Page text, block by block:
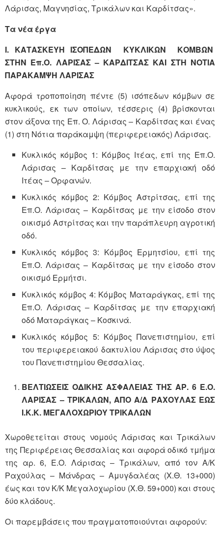
Λάρισας, Μαγνησίας, Τρικάλων και Καρδίτσας».
Τα νέα έργα
Ι. ΚΑΤΑΣΚΕΥΗ ΙΣΟΠΕΔΩΝ ΚΥΚΛΙΚΩΝ ΚΟΜΒΩΝ
ΣΤΗΝ Επ.Ο. ΛΑΡΙΣΑΣ – ΚΑΡΔΙΤΣΑΣ ΚΑΙ ΣΤΗ ΝΟΤΙΑ
ΠΑΡΑΚΑΜΨΗ ΛΑΡΙΣΑΣ
Αφορά τροποποίηση πέντε (5) ισόπεδων κόμβων σε
κυκλικούς, εκ των οποίων, τέσσερις (4) βρίσκονται
στον άξονα της Επ. Ο. Λάρισας – Καρδίτσας και ένας
(1) στη Νότια παράκαμψη (περιφερειακός) Λάρισας.
Κυκλικός κόμβος 1: Κόμβος Ιτέας, επί της Επ.Ο.
Λάρισας – Καρδίτσας με την επαρχιακή οδό
Ιτέας – Ορφανών.
Κυκλικός κόμβος 2: Κόμβος Αστρίτσας, επί της
Επ.Ο. Λάρισας – Καρδίτσας με την είσοδο στον
οικισμό Αστρίτσας και την παράπλευρη αγροτική
οδό.
Κυκλικός κόμβος 3: Κόμβος Ερμητσίου, επί της
Επ.Ο. Λάρισας – Καρδίτσας με την είσοδο στον
οικισμό Ερμήτσι.
Κυκλικός κόμβος 4: Κόμβος Ματαράγκας, επί της
Επ.Ο. Λάρισας – Καρδίτσας με την επαρχιακή
οδό Ματαράγκας – Κοσκινά.
Κυκλικός κόμβος 5: Κόμβος Πανεπιστημίου, επί
του περιφερειακού δακτυλίου Λάρισας στο ύψος
του Πανεπιστημίου Θεσσαλίας.
ΒΕΛΤΙΩΣΕΙΣ ΟΔΙΚΗΣ ΑΣΦΑΛΕΙΑΣ ΤΗΣ ΑΡ. 6 Ε.Ο.
ΛΑΡΙΣΑΣ – ΤΡΙΚΑΛΩΝ, ΑΠΟ Α/Δ ΡΑΧΟΥΛΑΣ ΕΩΣ
Ι.Κ.Κ. ΜΕΓΑΛΟΧΩΡΙΟΥ ΤΡΙΚΑΛΩΝ
Χωροθετείται στους νομούς Λάρισας και Τρικάλων
της Περιφέρειας Θεσσαλίας και αφορά οδικό τμήμα
της αρ. 6, Ε.Ο. Λάρισας – Τρικάλων, από τον Α/Κ
Ραχούλας – Μάνδρας – Αμυγδαλέας (Χ.Θ. 13+000)
έως και τον Κ/Κ Μεγαλοχωρίου (Χ.Θ. 59+000) και στους
δύο κλάδους.
Οι παρεμβάσεις που πραγματοποιούνται αφορούν: